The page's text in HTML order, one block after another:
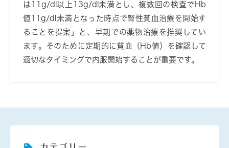
は
11g/dl 以上 13g/dl 未満とし、複数回の検査で Hb
値 11g/dl 未満となった時点で腎性貧血治療を開始す
ることを提案」と、早期での薬物治療を推奨してい
ます。そのために定期的に貧血（ Hb値）を確認して
適切なタイミングで内服開始することが重要です。